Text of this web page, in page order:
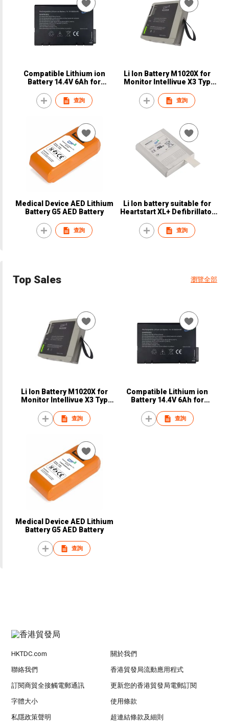
Compatible Lithium ion
Battery 14.4V 6Ah for
MSP369106 Battery
查詢
Li Ion Battery M1020X for
Monitor Intellivue X3 Typ
查詢
Medical Device AED Lithium
Battery G5 AED Battery
查詢
Li Ion battery suitable for
Heartstart XL+ Defibrillator
查詢
Top Sales 瀏覽全部
Li Ion Battery M1020X for
Monitor Intellivue X3 Typ
查詢
Compatible Lithium ion
Battery 14.4V 6Ah for
MSP369106 Battery
查詢
Medical Device AED Lithium
Battery G5 AED Battery
查詢
HKTDC.com 關於我們
聯絡我們 香港貿發局流動應用程式
訂閱商貿全接觸電郵通訊 更新您的香港貿發局電郵訂閱
字體大小 使用條款
私隱政策聲明 超連結條款及細則